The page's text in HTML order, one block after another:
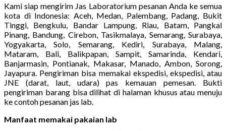
Kami siap mengirim Jas Laboratorium pesanan Anda ke semua
kota di Indonesia: Aceh, Medan, Palembang, Padang, Bukit
Tinggi, Bengkulu, Bandar Lampung, Riau, Batam, Pangkal
Pinang, Bandung, Cirebon, Tasikmalaya, Semarang, Surabaya,
Yogyakarta, Solo, Semarang, Kediri, Surabaya, Malang,
Mataram, Bali, Balikpapan, Sampit, Samarinda, Kendari,
Banjarmasin, Pontianak, Makasar, Manado, Ambon, Sorong,
Jayapura. Pengiriman bisa memakai ekspedisi, ekspedisi, atau
JNE (darat, laut, udara) pas kemauan pemesan. Bukti
pengiriman barang bisa dilihat di halaman khusus atau menuju
ke contoh pesanan jas lab.
Manfaat memakai pakaian lab